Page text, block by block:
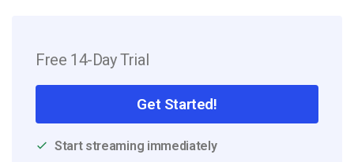
Free 14-Day Trial
Get Started!
Start streaming immediately